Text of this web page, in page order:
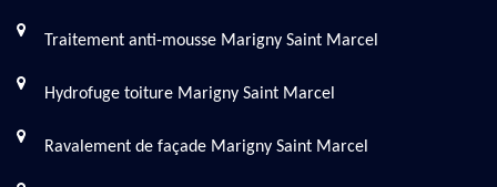
Traitement anti-mousse Marigny Saint Marcel
Hydrofuge toiture Marigny Saint Marcel
Ravalement de façade Marigny Saint Marcel